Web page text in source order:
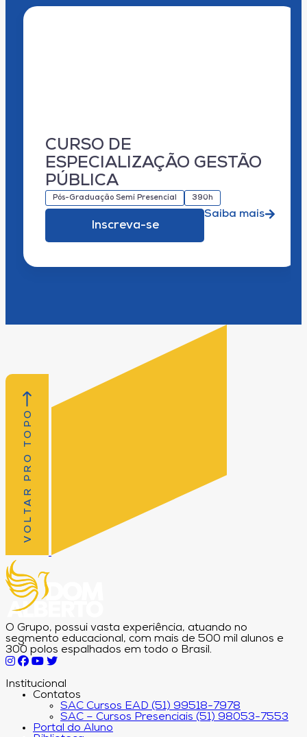
CURSO DE
ESPECIALIZAÇÃO GESTÃO
PÚBLICA
Pós-Graduação Semi Presencial 390h
Inscreva-se
Saiba mais
VOLTAR PRO TOPO
O Grupo, possui vasta experiência, atuando no
segmento educacional, com mais de 500 mil alunos e
300 polos espalhados em todo o Brasil.
Institucional
Contatos
SAC Cursos EAD (51) 99518-7978
SAC – Cursos Presenciais (51) 98053-7553
Portal do Aluno